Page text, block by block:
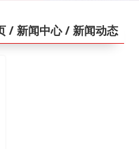
/ 新闻中心/ 新闻动态